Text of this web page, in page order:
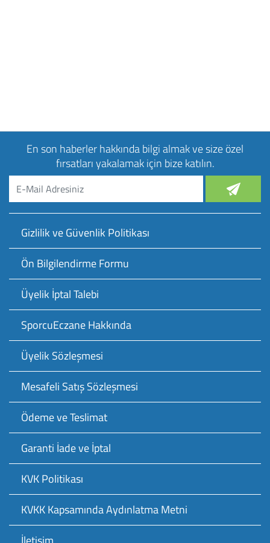
En son haberler hakkında bilgi almak ve size özel
fırsatları yakalamak için bize katılın.
Gizlilik ve Güvenlik Politikası
Ön Bilgilendirme Formu
Üyelik İptal Talebi
SporcuEczane Hakkında
Üyelik Sözleşmesi
Mesafeli Satış Sözleşmesi
Ödeme ve Teslimat
Garanti İade ve İptal
KVK Politikası
KVKK Kapsamında Aydınlatma Metni